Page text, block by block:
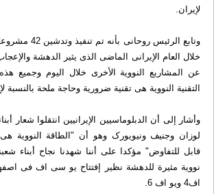
لإیران.
وتابع الرئیس
خلال العام الإیرانی الماضی الذی یثیر الدهشة
عن المشاریع النوویة الأخری خلال الیوم وجمیع
التقنیة النوویة هی تقنیة ضروریة وحاجة ملحة بالنسبة
وأشار إلی أن الدبلوماسیین الإیرانیین انتقلوا شعار
لوزان وجنیف ونیویورک وهو أن "الطاقة النوویة
قابل للتفاوض" مؤکدا علی أننا شهدنا نجاح أبناء
نوویة مثیرة للدهشة نظیر إفتتاح یو سی اف فی
اف4 ویو اف 6.